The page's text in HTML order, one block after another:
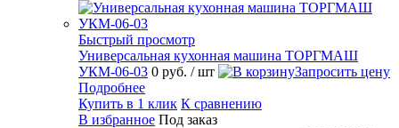
Быстрый просмотр
Универсальная кухонная машина ТОРГМАШ
УКМ-06-03 0 руб. / шт
Запросить цену
Подробнее
Купить в 1 клик К сравнению
В избранное Под заказ